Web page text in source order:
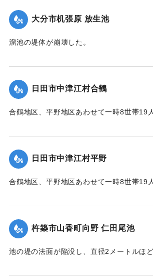
大分市机張原 放生池
溜池の堤体が崩壊した。
2020/7/6｜固有コード:01215064
日田市中津江村合鶴
合鶴地区、平野地区あわせて一時8世帯19
2020/7/6｜固有コード:
日田市中津江村平野
合鶴地区、平野地区あわせて一時8世帯19
2020/7/6｜固有コード:
杵築市山香町向野 仁田尾池
池の堤の法面が陥没し、直径2メートルほ
決壊の恐れがあるとして11日午後4時20分